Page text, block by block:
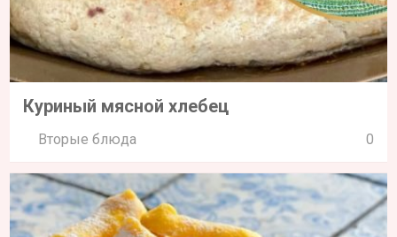
Куриный мясной хлебец
Вторые блюда 0